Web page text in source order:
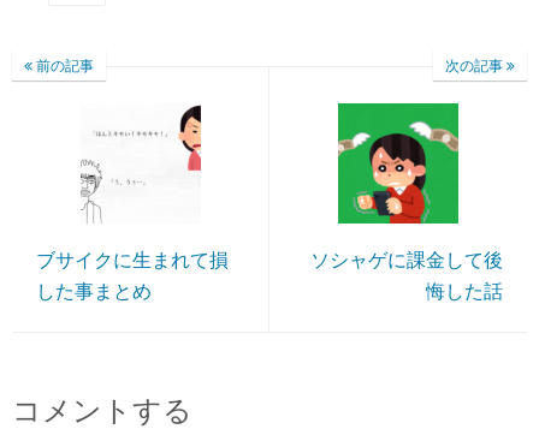
前の記事
ブサイクに生まれて損
した事まとめ
次の記事
ソシャゲに課金して後
悔した話
コメントする